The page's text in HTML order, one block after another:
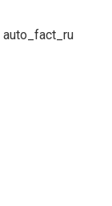
auto_fact_ru